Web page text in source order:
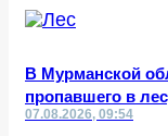
В Мурманской
пропавшего в
07.08.2026, 09:54